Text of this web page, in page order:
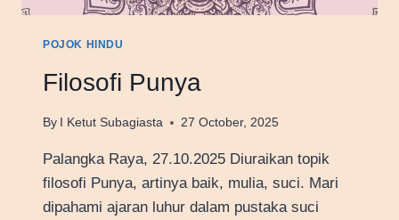
POJOK HINDU
Filosofi Punya
By I Ketut Subagiasta 27 October, 2025
Palangka Raya, 27.10.2025 Diuraikan topik
filosofi Punya, artinya baik, mulia, suci. Mari
dipahami ajaran luhur dalam pustaka suci